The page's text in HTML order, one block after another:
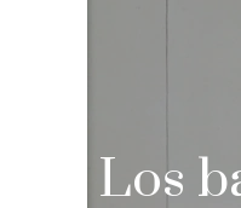
Los